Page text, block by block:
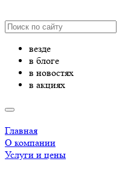
везде
в блоге
в новостях
в акциях
Главная
О компании
Услуги и цены